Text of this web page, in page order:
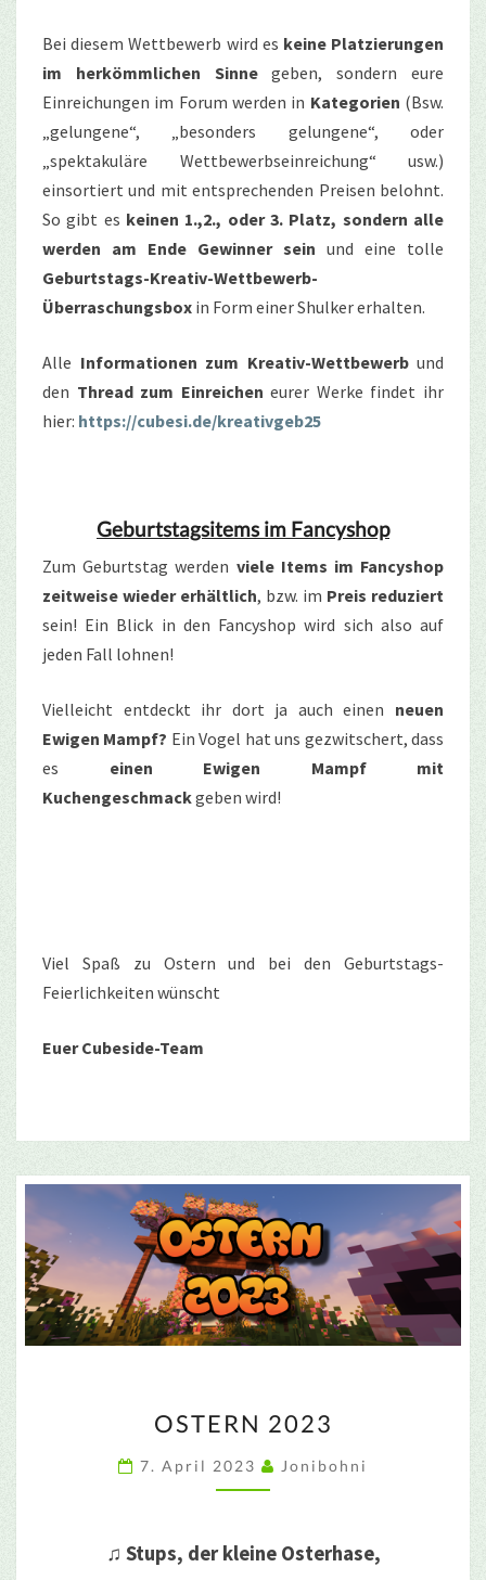
Bei diesem Wettbewerb wird es keine Platzierungen
im herkömmlichen Sinnegeben, sondern eure
Einreichungen im Forum werden in Kategorien (Bsw.
„gelungene“, „besonders gelungene“, oder
„spektakuläre Wettbewerbseinreichung“ usw.)
einsortiert und mit entsprechenden Preisen belohnt.
So gibt es keinen 1.,2., oder 3. Platz, sondern alle
werden am Ende Gewinner sein und eine tolle
Geburtstags-Kreativ-Wettbewerb-
Überraschungsbox in Form einer Shulker erhalten.
Alle Informationen zum Kreativ-Wettbewerbund
den Thread zum Einreichen eurer Werke findet ihr
hier: https://cubesi.de/kreativgeb25
Geburtstagsitems im Fancyshop
Zum Geburtstag werden viele Items im Fancyshop
zeitweise wieder erhältlich, bzw. im Preis reduziert
sein! Ein Blick in den Fancyshop wird sich also auf
jeden Fall lohnen!
Vielleicht entdeckt ihr dort ja auch einen neuen
Ewigen Mampf? Ein Vogel hat uns gezwitschert, dass
es einen Ewigen Mampf mit
Kuchengeschmackgeben wird!
Viel Spaß zu Ostern und bei den Geburtstags-
Feierlichkeiten wünscht
Euer Cubeside-Team
2023
OSTERN 2023
7. April 2023 Jonibohni
♫ Stups, der kleine Osterhase,